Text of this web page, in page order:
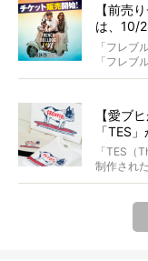
【前売
は、10/
ンプ・
「フレ
「フレブ
【愛ブ
「TES
「TES（
制作され